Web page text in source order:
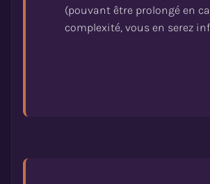
(pouvant être prolongé en